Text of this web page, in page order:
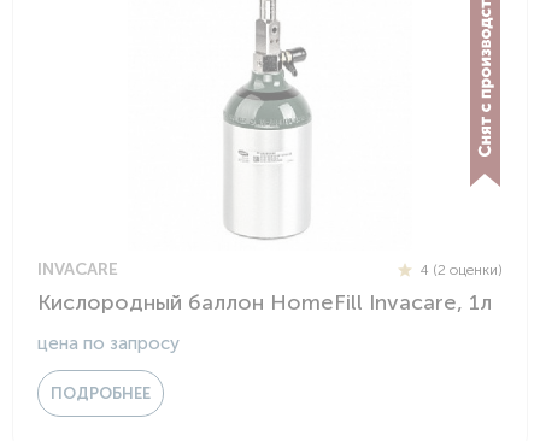
INVACARE 4 (2 оценки)
Кислородный баллон HomeFill Invacare, 1л
цена по запросу
ПОДРОБНЕЕ